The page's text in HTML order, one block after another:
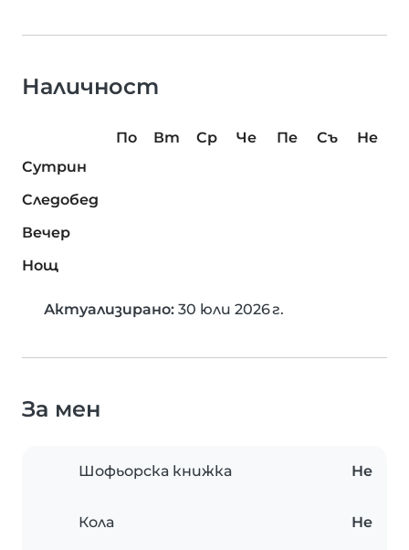
Наличност
По Вт Ср Че Пе Съ
Не
Сутрин
Следобед
Вечер
Нощ
Актуализирано: 30 юли 2026 г.
За мен
Шофьорска книжка Не
Кола Не